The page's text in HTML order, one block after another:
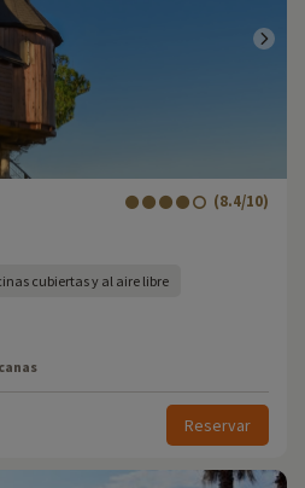
(8.4/10)
cubiertas y al aire libre
Reservar